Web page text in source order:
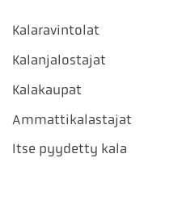
Kalaravintolat
Kalanjalostajat
Kalakaupat
Ammattikalastajat
Itse pyydetty kala